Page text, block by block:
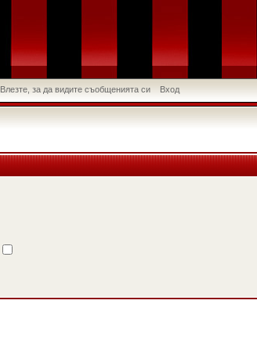
Влезте, за да видите съобщенията си Вход